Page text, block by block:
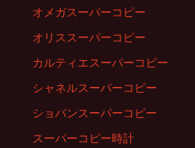
オメガスーパーコピー
オリススーパーコピー
カルティエスーパーコピー
シャネルスーパーコピー
ショパンスーパーコピー
スーパーコピー時計